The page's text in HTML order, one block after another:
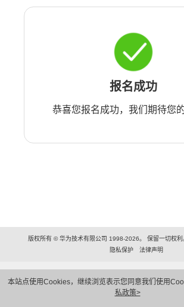
本站点使用Cookies，继续浏览表示您同意我们使用
私政策>
报名成功
恭喜您报名成功，我们期待您的
版权所有 © 华为技术有限公司 1998-2026。 保留一切权
隐私保护
法律声明